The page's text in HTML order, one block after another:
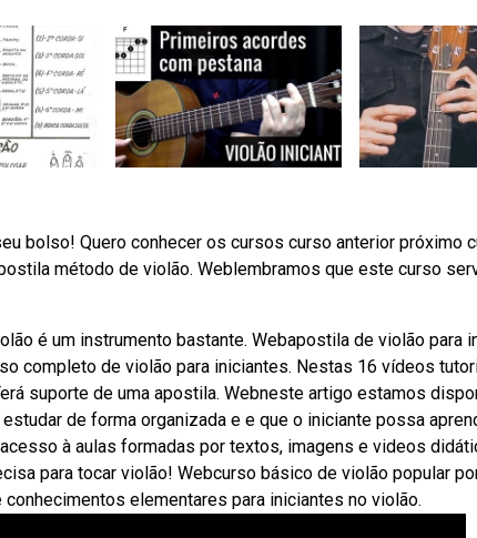
bolso! Quero conhecer os cursos curso anterior próximo
método de violão. Weblembramos que este curso
é um instrumento bastante. Webapostila de violão para
completo de violão para iniciantes. Nestas 16 vídeos
suporte de uma apostila. Webneste artigo estamos
de forma organizada e e que o iniciante possa
à aulas formadas por textos, imagens e videos
para tocar violão! Webcurso básico de violão popular
elementares para iniciantes no violão.